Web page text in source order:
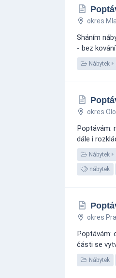
okres
Sháním
- bez
Nábytek
okres
Poptávám:
dále i
Nábytek
nábytek
okres
Poptávám:
části se
Nábytek